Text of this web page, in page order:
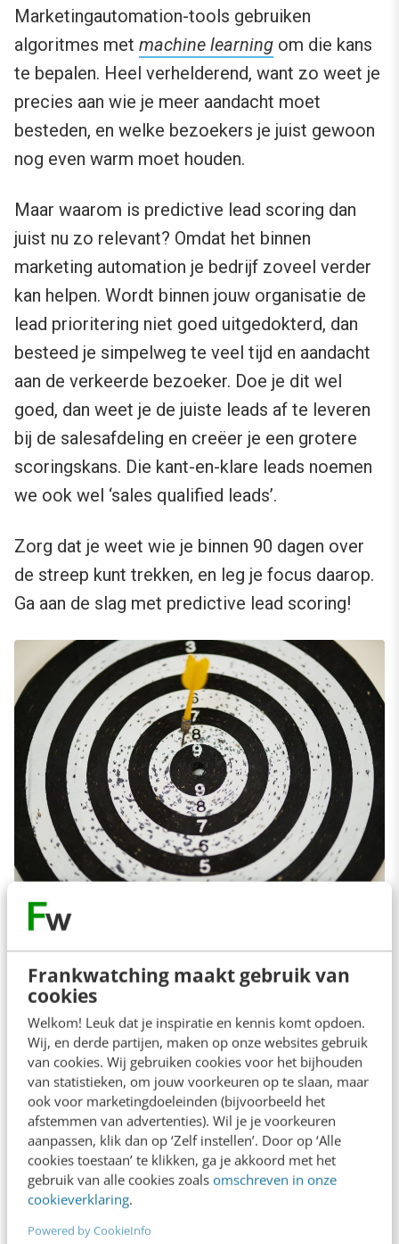
Frankwatching maakt gebruik van
cookies
Welkom! Leuk dat je inspiratie en kennis komt opdoen.
Wij, en derde partijen, maken op onze websites gebruik
van cookies. Wij gebruiken cookies voor het bijhouden
van statistieken, om jouw voorkeuren op te slaan, maar
ook voor marketingdoeleinden (bijvoorbeeld het
afstemmen van advertenties). Wil je je voorkeuren
aanpassen, klik dan op ‘Zelf instellen’. Door op ‘Alle
cookies toestaan’ te klikken, ga je akkoord met het
gebruik van alle cookies zoals omschreven in onze
cookieverklaring.
Powered by CookieInfo
Marketingautomation-tools gebruiken
algoritmes met machine learning om die kans
te bepalen. Heel verhelderend, want zo weet je
precies aan wie je meer aandacht moet
besteden, en welke bezoekers je juist gewoon
nog even warm moet houden.
Maar waarom is predictive lead scoring dan
juist nu zo relevant? Omdat het binnen
marketing automation je bedrijf zoveel verder
kan helpen. Wordt binnen jouw organisatie de
lead prioritering niet goed uitgedokterd, dan
besteed je simpelweg te veel tijd en aandacht
aan de verkeerde bezoeker. Doe je dit wel
goed, dan weet je de juiste leads af te leveren
bij de salesafdeling en creëer je een grotere
scoringskans. Die kant-en-klare leads noemen
we ook wel ‘sales qualified leads’.
Zorg dat je weet wie je binnen 90 dagen over
de streep kunt trekken, en leg je focus daarop.
Ga aan de slag met predictive lead scoring!
Hoe werkt het?
Om dit zo goed mogelijk uit te leggen,
behandelen we eerst het traditionele lead
scoring. Hierbij verdeel je punten over criteria
waaraan een lead moet voldoen, om
daadwerkelijk interessant te zijn voor jouw
organisatie. Deze criteria bepaal je samen met
de salesafdeling. Nadat je dit hebt gedaan, ga je
over op het toekennen van punten.
Dit doe je op basis van expliciete en impliciete